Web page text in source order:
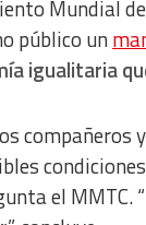
Mundial
público un
igualitaria
compañeros
el MMTC.
actively